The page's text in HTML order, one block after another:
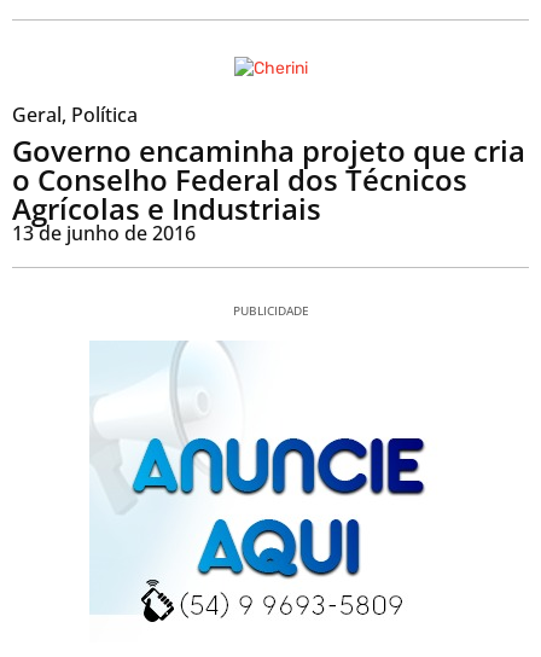
Geral, Política
Governo encaminha projeto que cria
o Conselho Federal dos Técnicos
Agrícolas e Industriais
13 de junho de 2016
PUBLICIDADE